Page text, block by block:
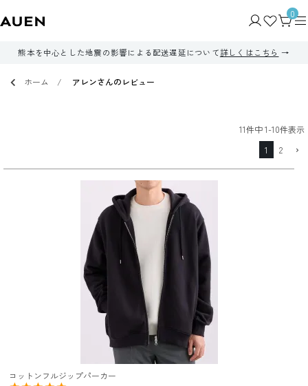
0
熊本を中心とした地震の影響による配送遅延について詳しくはこちら
ホーム アレンさんのレビュー
11件中1-10件表示
1
2
コットンフルジップパーカー